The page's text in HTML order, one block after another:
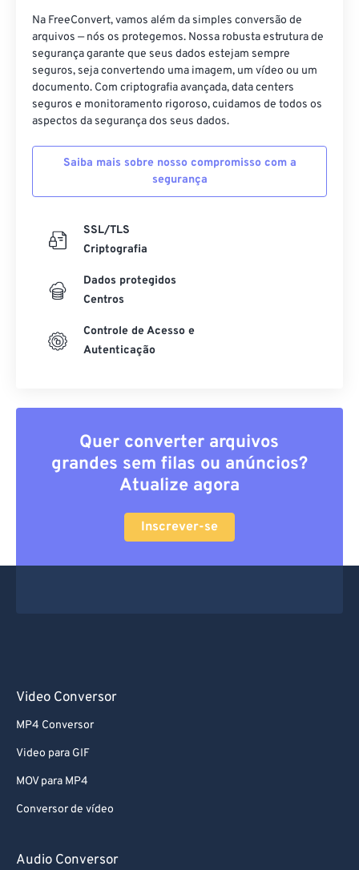
Na FreeConvert, vamos além da simples conversão de
arquivos — nós os protegemos. Nossa robusta estrutura de
segurança garante que seus dados estejam sempre
seguros, seja convertendo uma imagem, um vídeo ou um
documento. Com criptografia avançada, data centers
seguros e monitoramento rigoroso, cuidamos de todos os
aspectos da segurança dos seus dados.
Saiba mais sobre nosso compromisso com a
segurança
SSL/TLS
Criptografia
Dados protegidos
Centros
Controle de Acesso e
Autenticação
Quer converter arquivos
grandes sem filas ou anúncios?
Atualize agora
Inscrever-se
Video Conversor
MP4 Conversor
Video para GIF
MOV para MP4
Conversor de vídeo
Audio Conversor